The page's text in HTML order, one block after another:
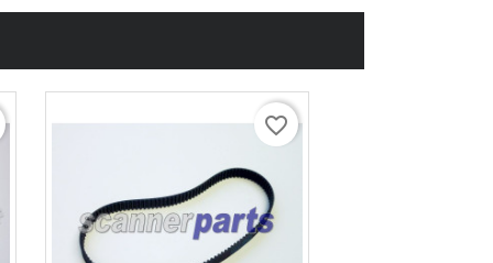
favorite_border